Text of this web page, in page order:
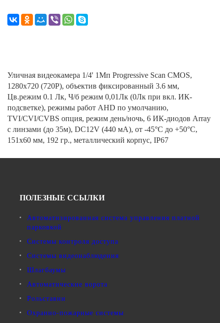
Уличная видеокамера 1/4' 1Мп Progressive Scan CMOS,
1280х720 (720P), объектив фиксированный 3.6 мм,
Цв.режим 0.1 Лк, Ч/б режим 0,01Лк (0Лк при вкл. ИК-
подсветке), режимы работ AHD по умолчанию,
TVI/CVI/CVBS опция, режим день/ночь, 6 ИК-диодов Array
с линзами (до 35м), DC12V (440 мА), от -45°С до +50°С,
151х60 мм, 192 гр., металлический корпус, IP67
ПОЛЕЗНЫЕ ССЫЛКИ
Автоматизированная система управления платной
парковкой
Системы контроля доступа
Системы видеонаблюдения
Шлагбаумы
Автоматические ворота
Рольставни
Охранно-пожарные системы